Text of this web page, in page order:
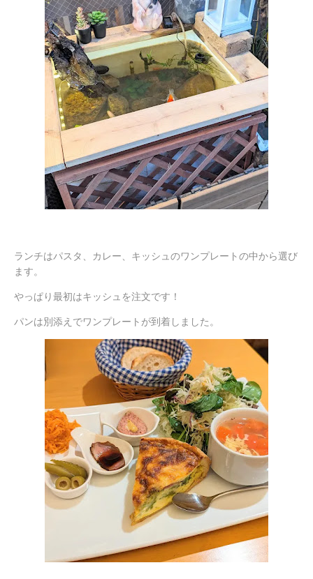
ランチはパスタ、カレー、キッシュのワンプレートの中から選び
ます。
やっぱり最初はキッシュを注文です！
パンは別添えでワンプレートが到着しました。